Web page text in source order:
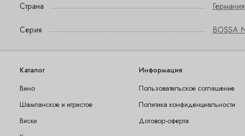
Страна Германия
Серия BOSSA
Каталог
Вино
Шампанское и игристое
Виски
Информация
Пользовательское соглашение
Политика конфиденциальности
Договор-оферта